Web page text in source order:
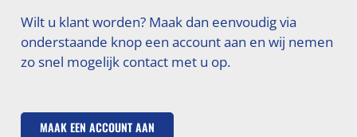
Wilt u klant worden? Maak dan eenvoudig via
onderstaande knop een account aan en wij nemen
zo snel mogelijk contact met u op.
MAAK EEN ACCOUNT AAN